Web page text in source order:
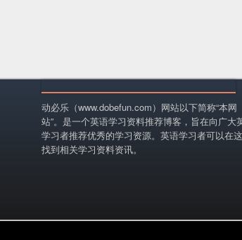
动必乐（www.dobefun.com）网站以下简称“本网
站”。是一个英语学习资料推荐博客，旨在向广大
学习者推荐优秀的学习资源。英语学习者可以在
找到相关学习资料资讯。